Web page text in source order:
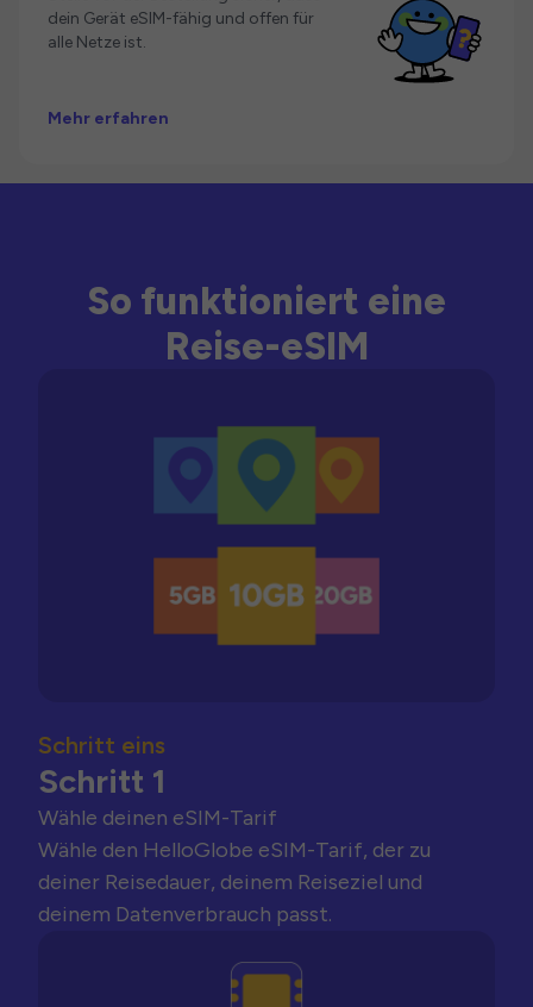
dein Gerät eSIM-fähig und offen für
alle Netze ist.
Mehr erfahren
So funktioniert eine
Reise-eSIM
Schritt eins
Schritt 1
Wähle deinen eSIM-Tarif
Wähle den HelloGlobe eSIM-Tarif, der zu
deiner Reisedauer, deinem Reiseziel und
deinem Datenverbrauch passt.